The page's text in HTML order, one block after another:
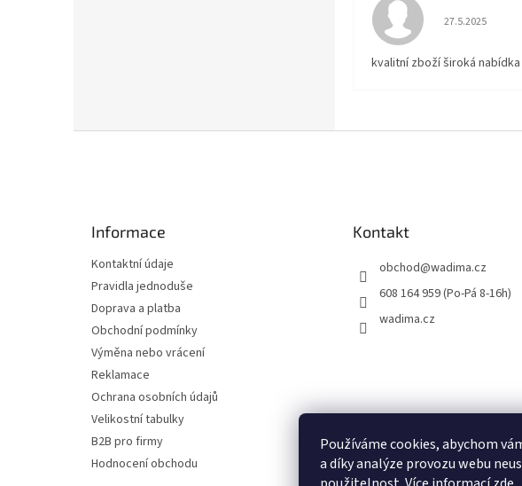
Používáme cookies, abychom
a díky analýze provozu webu
Hodnocení
27.5.2025
kvalitní zboží široká
Informace
Kontaktní údaje
Pravidla jednoduše
Doprava a platba
Obchodní podmínky
Výměna nebo vrácení
Reklamace
Ochrana osobních údajů
Velikostní tabulky
B2B pro firmy
Hodnocení obchodu
Kontakt
obchod@wadima.cz
608 164 959 (Po-Pá 8-16h)
wadima.cz